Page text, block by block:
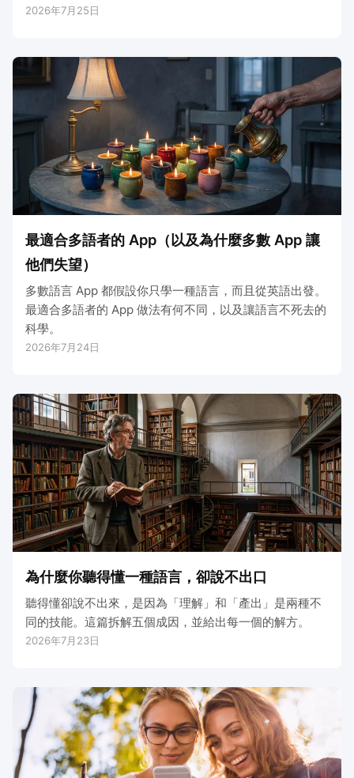
2026年7月25日
最適合多語者的 App（以及為什麼多數 App 讓
他們失望）
多數語言 App 都假設你只學一種語言，而且從英語出發。
最適合多語者的 App 做法有何不同，以及讓語言不死去的
科學。
2026年7月24日
為什麼你聽得懂一種語言，卻說不出口
聽得懂卻說不出來，是因為「理解」和「產出」是兩種不
同的技能。這篇拆解五個成因，並給出每一個的解方。
2026年7月23日